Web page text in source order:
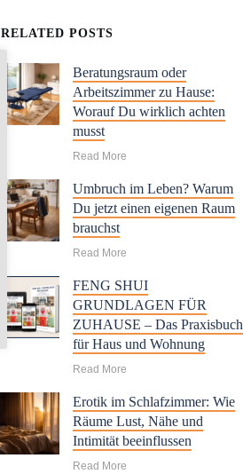
RELATED POSTS
Beratungsraum oder
Arbeitszimmer zu Hause:
Worauf Du wirklich achten
musst
Read More
Umbruch im Leben? Warum
Du jetzt einen eigenen Raum
brauchst
Read More
FENG SHUI
GRUNDLAGEN FÜR
ZUHAUSE – Das Praxisbuch
für Haus und Wohnung
Read More
Erotik im Schlafzimmer: Wie
Räume Lust, Nähe und
Intimität beeinflussen
Read More